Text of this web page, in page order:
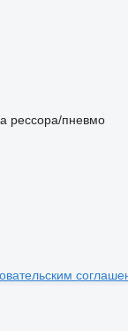
рессора/пневмо